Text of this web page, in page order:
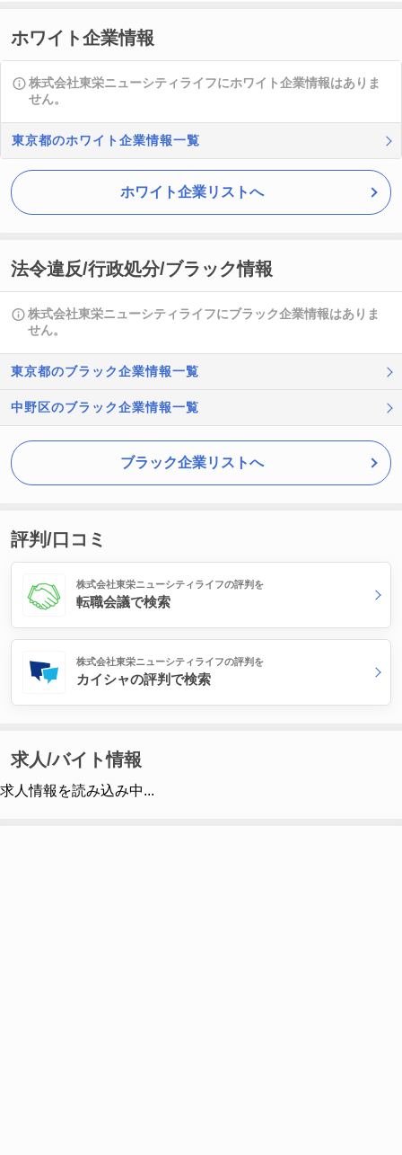
ホワイト企業情報
株式会社東栄ニューシティライフにホワイト企業情報はありま
せん。
東京都のホワイト企業情報一覧
ホワイト企業リストへ
法令違反/行政処分/ブラック情報
株式会社東栄ニューシティライフにブラック企業情報はありま
せん。
東京都のブラック企業情報一覧
中野区のブラック企業情報一覧
ブラック企業リストへ
評判/口コミ
株式会社東栄ニューシティライフの評判を
転職会議で検索
株式会社東栄ニューシティライフの評判を
カイシャの評判で検索
求人/バイト情報
求人情報を読み込み中...